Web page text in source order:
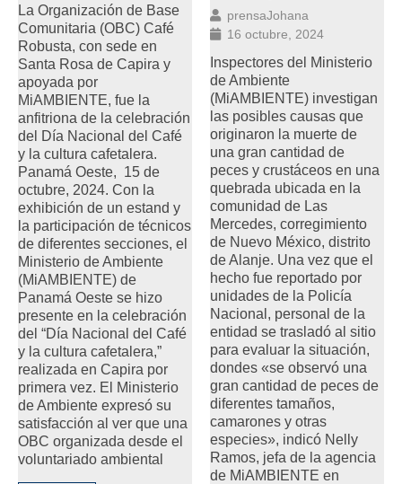
La Organización de Base
Comunitaria (OBC) Café
Robusta, con sede en
Santa Rosa de Capira y
apoyada por
MiAMBIENTE, fue la
anfitriona de la celebración
del Día Nacional del Café
y la cultura cafetalera.
Panamá Oeste, 15 de
octubre, 2024. Con la
exhibición de un estand y
la participación de técnicos
de diferentes secciones, el
Ministerio de Ambiente
(MiAMBIENTE) de
Panamá Oeste se hizo
presente en la celebración
del “Día Nacional del Café
y la cultura cafetalera,”
realizada en Capira por
primera vez. El Ministerio
de Ambiente expresó su
satisfacción al ver que una
OBC organizada desde el
voluntariado ambiental
prensaJohana
16 octubre, 2024
Inspectores del Ministerio
de Ambiente
(MiAMBIENTE) investigan
las posibles causas que
originaron la muerte de
una gran cantidad de
peces y crustáceos en una
quebrada ubicada en la
comunidad de Las
Mercedes, corregimiento
de Nuevo México, distrito
de Alanje. Una vez que el
hecho fue reportado por
unidades de la Policía
Nacional, personal de la
entidad se trasladó al sitio
para evaluar la situación,
dondes «se observó una
gran cantidad de peces de
diferentes tamaños,
camarones y otras
especies», indicó Nelly
Ramos, jefa de la agencia
de MiAMBIENTE en